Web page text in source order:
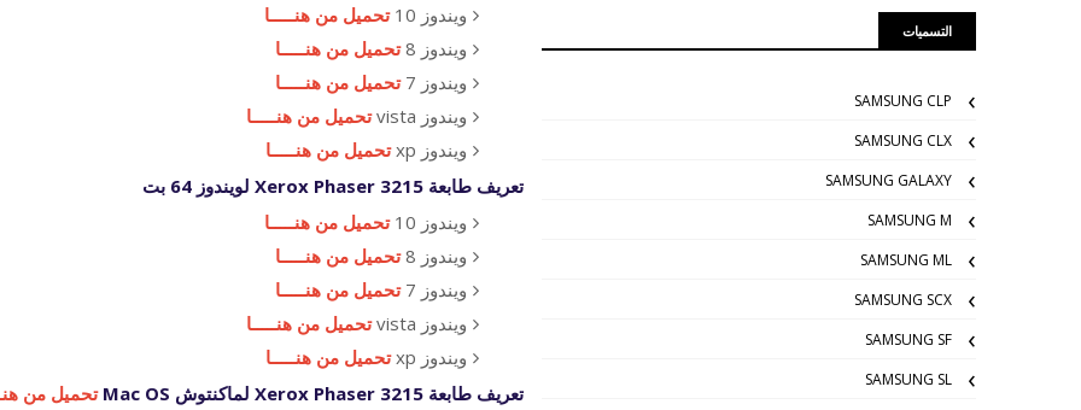
ويندوز 10
تحميل من هنـــــا
ويندوز 8
تحميل من هنـــــا
ويندوز 7
تحميل من هنـــــا
ويندوز vista
تحميل من هنـــــا
ويندوز xp
تحميل من هنـــــا
تعريف طابعة Xerox Phaser 3215 لويندوز 64 بت
ويندوز 10
تحميل من هنـــــا
ويندوز 8
تحميل من هنـــــا
ويندوز 7
تحميل من هنـــــا
ويندوز vista
تحميل من هنـــــا
ويندوز xp
تحميل من هنـــــا
تعريف طابعة Xerox Phaser 3215 لماكنتوش Mac OS
تحميل من
التسميات
SAMSUNG CLP
SAMSUNG CLX
SAMSUNG GALAXY
SAMSUNG M
SAMSUNG ML
SAMSUNG SCX
SAMSUNG SF
SAMSUNG SL